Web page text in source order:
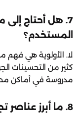
7. هل أحتاج إلى
المستخدم؟
لا. الأولوية هي فهم
كثير من التحسينات
مدروسة في أماكن
8. ما أبرز عناصر تجربة المستخدم الناجحة؟